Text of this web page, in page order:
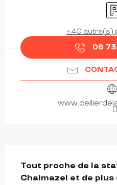
+ 40 autre(s)
06
Tout proche de la
Chalmazel et de